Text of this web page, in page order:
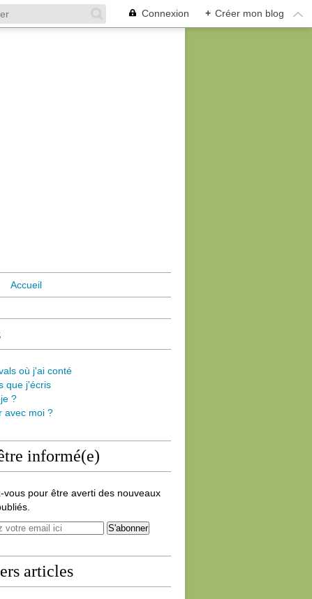
Connexion + Créer mon blog
Accueil
où j'ai conté
que j'écris
?
avec moi ?
informé(e)
vous pour être averti des nouveaux
articles